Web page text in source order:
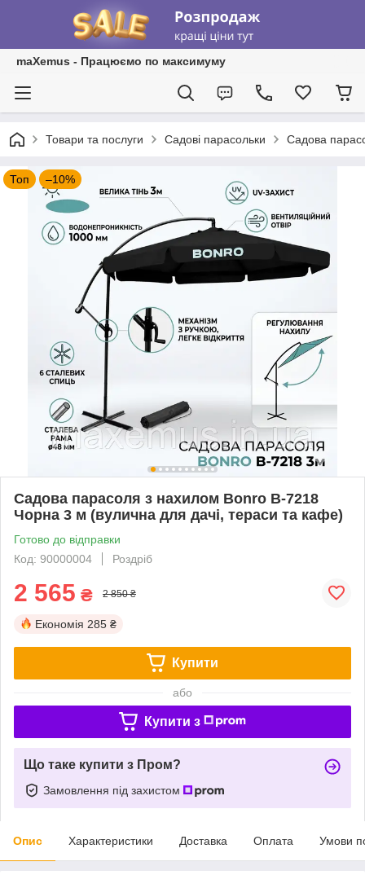
maXemus - Працюємо по максимуму
Товари та послуги Садові парасольки Садова
Топ –10%
Садова парасоля з нахилом Bonro B-7218
Чорна 3 м (вулична для дачі, тераси та кафе)
Готово до відправки
Код: 90000004
Роздріб
2 565 ₴ 2 850 ₴
Економія 285 ₴
Купити
або
Купити з
Що таке купити з Пром?
Замовлення під захистом
Опис Характеристики Доставка Оплата Умови